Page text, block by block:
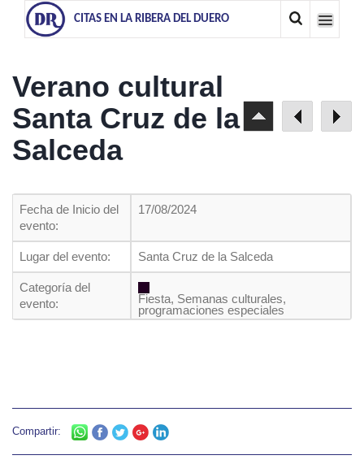
CITAS EN LA RIBERA DEL DUERO
Verano cultural
Santa Cruz de la
Salceda
Fecha de Inicio del
evento:
17/08/2024
Lugar del evento: Santa Cruz de la Salceda
Categoría del
evento:
Fiesta, Semanas culturales,
programaciones especiales
Compartir: